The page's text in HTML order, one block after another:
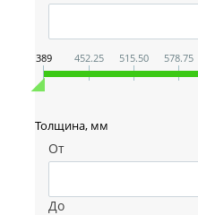
389 452.25 515.50 578.75
Толщина, мм
От
До